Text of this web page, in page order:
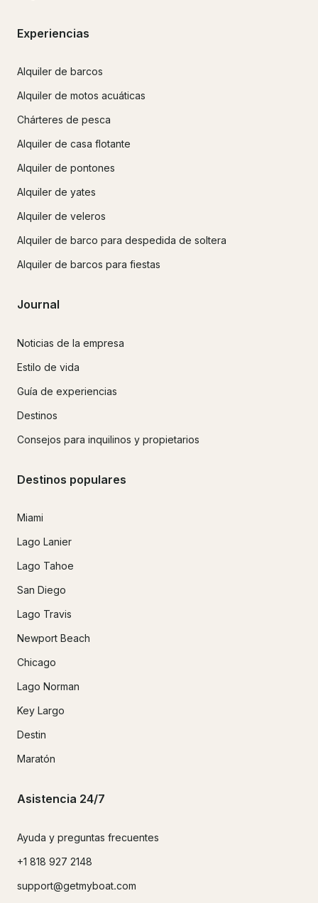
Experiencias
Alquiler de barcos
Alquiler de motos acuáticas
Chárteres de pesca
Alquiler de casa flotante
Alquiler de pontones
Alquiler de yates
Alquiler de veleros
Alquiler de barco para despedida de soltera
Alquiler de barcos para fiestas
Journal
Noticias de la empresa
Estilo de vida
Guía de experiencias
Destinos
Consejos para inquilinos y propietarios
Destinos populares
Miami
Lago Lanier
Lago Tahoe
San Diego
Lago Travis
Newport Beach
Chicago
Lago Norman
Key Largo
Destin
Maratón
Asistencia 24/7
Ayuda y preguntas frecuentes
+1 818 927 2148
support@getmyboat.com